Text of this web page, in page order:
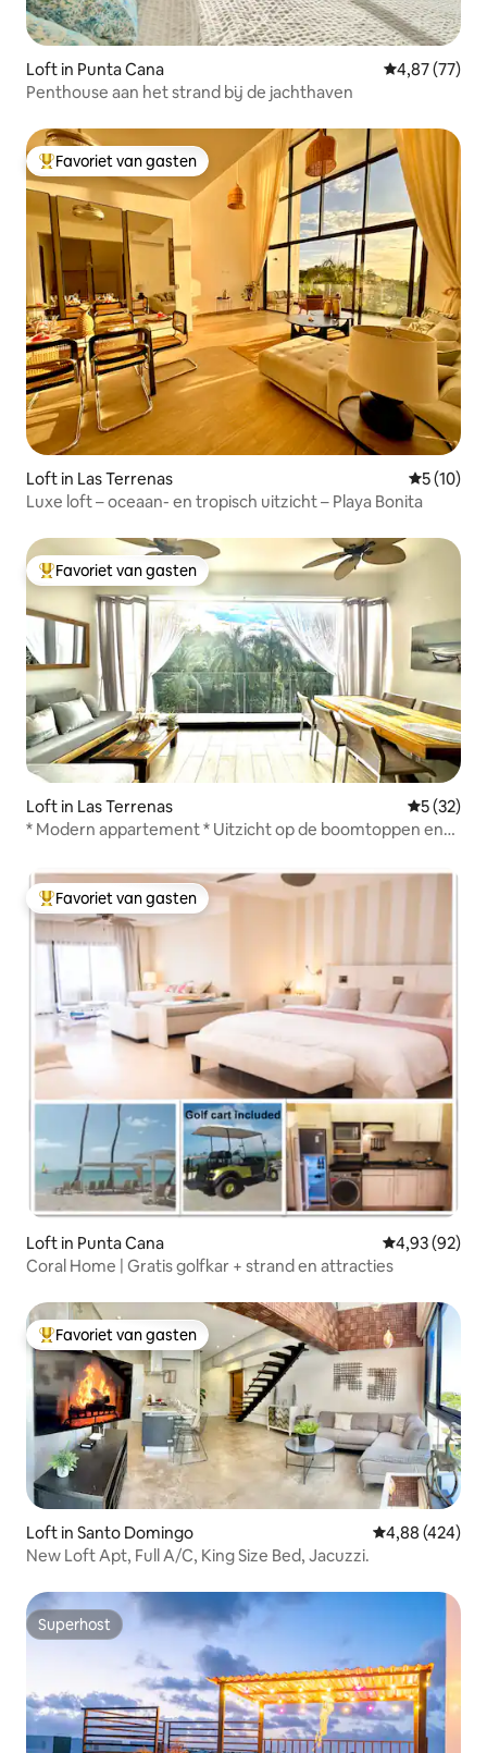
Loft in Punta Cana Gemiddelde
4,87 (77)
Penthouse aan het strand bij de jachthaven
Topfavoriet van gasten
Favoriet van gasten
Loft in Las Terrenas
5 (10)
Luxe loft – oceaan- en tropisch uitzicht – Playa Bonita
Topfavoriet van gasten
Favoriet van gasten
Loft in Las Terrenas
5 (32)
* Modern appartement * Uitzicht op de boomtoppen en
Topfavoriet van gasten
Favoriet van gasten
Loft in Punta Cana Gemiddelde
4,93 (92)
Coral Home | Gratis golfkar + strand en attracties
Topfavoriet van gasten
Favoriet van gasten
Loft in Santo Domingo Gemiddelde
4,88 (424)
New Loft Apt, Full A/C, King Size Bed, Jacuzzi.
Superhost
Superhost